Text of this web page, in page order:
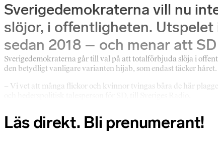
Sverigedemokraterna vill nu
slöjor, i offentligheten.
sedan 2018 – och menar att
Sverigedemokraterna går till val på att totalförbjuda slöja i
den betydligt vanligare varianten hijab, som endast täcker håret.
– Vi vet att många flickor och kvinnor tvingas bära de här
Läs direkt. Bli prenumerant!